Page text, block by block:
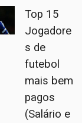
Top 15
Jogadore
s de
futebol
mais bem
pagos
(Salário e